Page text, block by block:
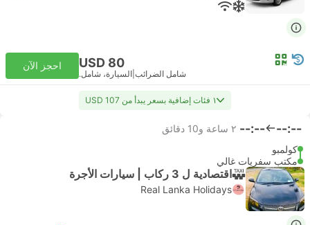
USD 80
شامل الضرائب السيارة، شامل.
احجز الآن
١ فئات إضافية بسعر يبدأ من USD 107
--:--
--:-- ٢ ساعة و‫10 دقائق
كولمبو
مكتب سفريات غالي
اقتصادية ل 3 ركاب | سيارات الأجرة
Real Lanka Holidays